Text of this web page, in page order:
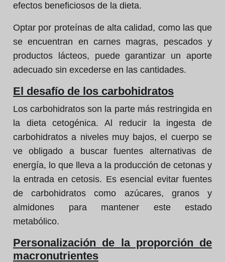
efectos beneficiosos de la dieta.
Optar por proteínas de alta calidad, como las que
se encuentran en carnes magras, pescados y
productos lácteos, puede garantizar un aporte
adecuado sin excederse en las cantidades.
El desafío de los carbohidratos
Los carbohidratos son la parte más restringida en
la dieta cetogénica. Al reducir la ingesta de
carbohidratos a niveles muy bajos, el cuerpo se
ve obligado a buscar fuentes alternativas de
energía, lo que lleva a la producción de cetonas y
la entrada en cetosis. Es esencial evitar fuentes
de carbohidratos como azúcares, granos y
almidones para mantener este estado
metabólico.
Personalización de la proporción de
macronutrientes